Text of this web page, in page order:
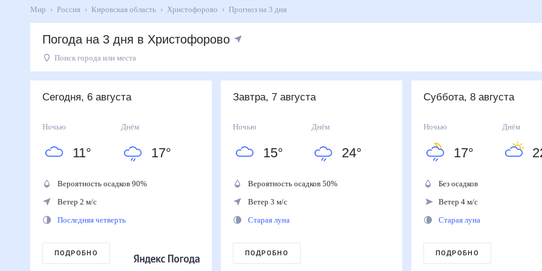
Мир Россия Кировская область Христофорово Прогноз на 3 дня
Погода на 3 дня в Христофорово
Поиск города или места
День Температура
Сегодня
6 августа
24° м/с
Суббота 22
Сегодня, 6 августа
Ночью
11°
Днём
17°
Вероятность осадков 90%
Ветер 2 м/с
Последняя четверть
ПОДРОБНО
Завтра, 7 августа
Ночью
15°
Днём
24°
Вероятность осадков 50%
Ветер 3 м/с
Старая луна
ПОДРОБНО
суббота, 8 августа
Ночью
17°
Днём
Без осадков
Ветер 4 м/с
Старая луна
ПОДРОБНО